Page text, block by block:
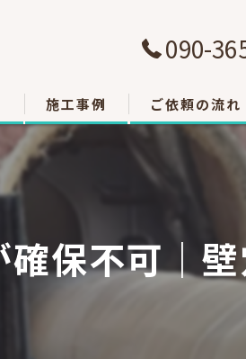
090-
施工事例 ご依頼の流れ
保不可｜